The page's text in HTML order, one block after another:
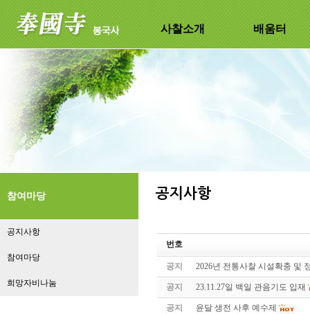
사찰소개 배움터
참여마당
공지사항
참여마당
희망자비나눔
번호
공지 2026년 전통사찰 시설확충 및
공지 23.11.27일 백일 관음기도 입재
공지 윤달 생전 사후 예수제